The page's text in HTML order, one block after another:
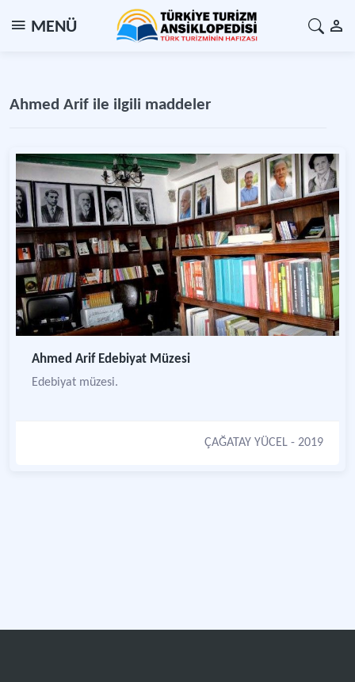
MENÜ
Ahmed Arif ile ilgili maddeler
Ahmed Arif Edebiyat Müzesi
Edebiyat müzesi.
ÇAĞATAY YÜCEL - 2019